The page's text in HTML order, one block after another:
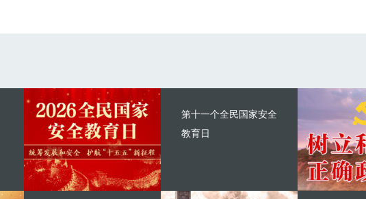
第十一个全民国家安全
教育日